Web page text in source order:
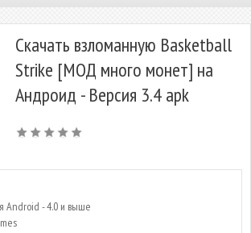
Скачать взломанную Basketball
Strike [МОД много монет] на
Андроид - Версия 3.4 apk
Android - 4.0 и выше